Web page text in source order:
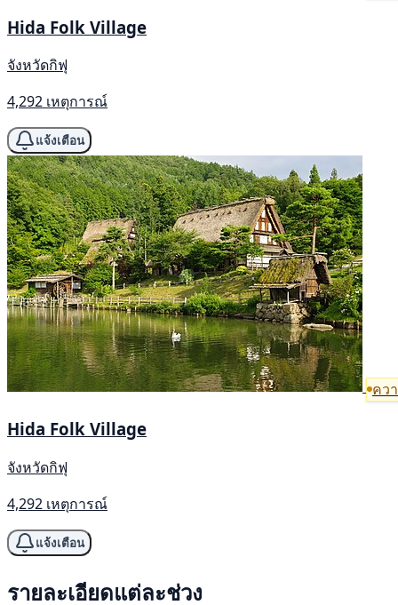
Hida Folk Village
จังหวัดกิฟุ
4,292 เหตุการณ์
แจ้งเตือน
คว
Hida Folk Village
จังหวัดกิฟุ
4,292 เหตุการณ์
แจ้งเตือน
รายละเอียดแต่ละช่วง